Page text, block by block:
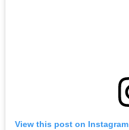
View this post on Instagram